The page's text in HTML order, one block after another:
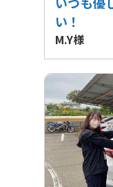
い！
M.Y様